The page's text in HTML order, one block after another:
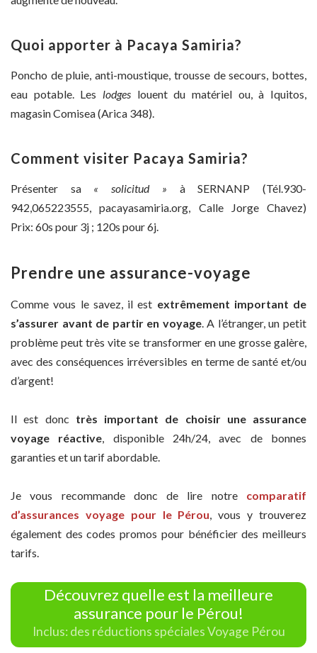
Quoi apporter à Pacaya Samiria?
Poncho de pluie, anti-moustique, trousse de secours, bottes,
eau potable. Les lodges louent du matériel ou, à Iquitos,
magasin Comisea (Arica 348).
Comment visiter Pacaya Samiria?
Présenter sa « solicitud » à SERNANP (Tél.930-
942,065223555, pacayasamiria.org, Calle Jorge Chavez)
Prix: 60s pour 3j ; 120s pour 6j.
Prendre une assurance-voyage
Comme vous le savez, il est extrêmement important de
s’assurer avant de partir en voyage. A l’étranger, un petit
problème peut très vite se transformer en une grosse galère,
avec des conséquences irréversibles en terme de santé et/ou
d’argent!
Il est donc très important de choisir une assurance
voyage réactive, disponible 24h/24, avec de bonnes
garanties et un tarif abordable.
Je vous recommande donc de lire notre comparatif
d’assurances voyage pour le Pérou, vous y trouverez
également des codes promos pour bénéficier des meilleurs
tarifs.
Découvrez quelle est la meilleure
assurance pour le Pérou!
Inclus: des réductions spéciales Voyage Pérou